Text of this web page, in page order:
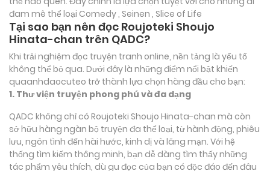
đam mê thể loại Comedy , Seinen , Slice of Life
Tại sao bạn nên đọc Roujoteki Shoujo
Hinata-chan trên QADC?
Khi trải nghiệm đọc truyện tranh online, nền tảng là yếu tố
không thể bỏ qua. Dưới đây là những điểm nổi bật khiến
quaanhdaocuteo trở thành lựa chọn hàng đầu cho bạn:
1. Thư viện truyện phong phú và đa dạng
QADC không chỉ có Roujoteki Shoujo Hinata-chan mà còn
sở hữu hàng ngàn bộ truyện đa thể loại, từ hành động, phiêu
lưu, ngôn tình đến hài hước, kinh dị và lãng mạn. Với hệ
thống tìm kiếm thông minh, bạn dễ dàng tìm thấy những
tác phẩm yêu thích, dù gu đọc của bạn có độc đáo đến đâu